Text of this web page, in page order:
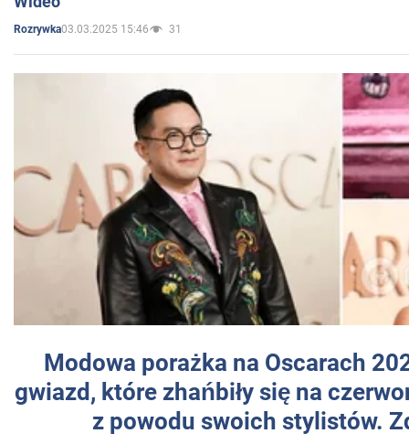
Rozrywka03.03.2025 15:46 31
Modowa porażka na Oscarach
gwiazd, które zhańbiły się na
z powodu swoich stylistów.